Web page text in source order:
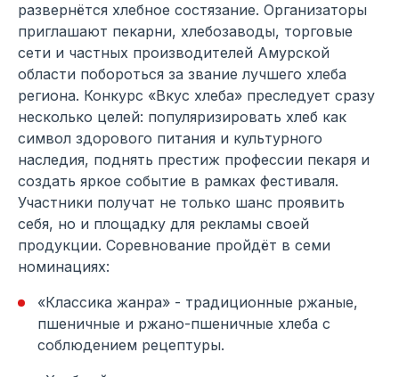
развернётся хлебное состязание. Организаторы
приглашают пекарни, хлебозаводы, торговые
сети и частных производителей Амурской
области побороться за звание лучшего хлеба
региона. Конкурс «Вкус хлеба» преследует сразу
несколько целей: популяризировать хлеб как
символ здорового питания и культурного
наследия, поднять престиж профессии пекаря и
создать яркое событие в рамках фестиваля.
Участники получат не только шанс проявить
себя, но и площадку для рекламы своей
продукции. Соревнование пройдёт в семи
номинациях:
«Классика жанра» - традиционные ржаные,
пшеничные и ржано-пшеничные хлеба с
соблюдением рецептуры.